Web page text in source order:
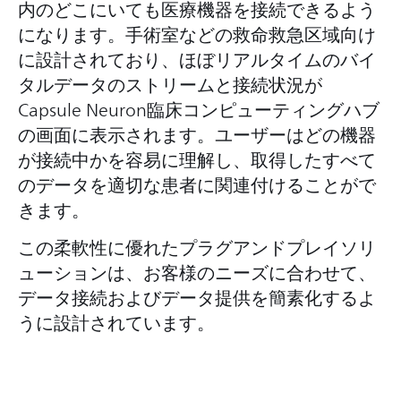
内のどこにいても医療機器を接続できるよう
になります。手術室などの救命救急区域向け
に設計されており、ほぼリアルタイムのバイ
タルデータのストリームと接続状況が
Capsule Neuron臨床コンピューティングハブ
の画面に表示されます。ユーザーはどの機器
が接続中かを容易に理解し、取得したすべて
のデータを適切な患者に関連付けることがで
きます。
この柔軟性に優れたプラグアンドプレイソリ
ューションは、お客様のニーズに合わせて、
データ接続およびデータ提供を簡素化するよ
うに設計されています。